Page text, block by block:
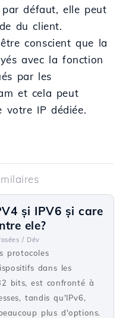
défaut, elle peut
du client.
conscient que la
avec la fonction
par les
et cela peut
IP dédiée.
și IPV6 și care
ele?
/ Dév
protocoles
dans les
bits, est confronté à
tandis qu'IPv6,
plus d'options.